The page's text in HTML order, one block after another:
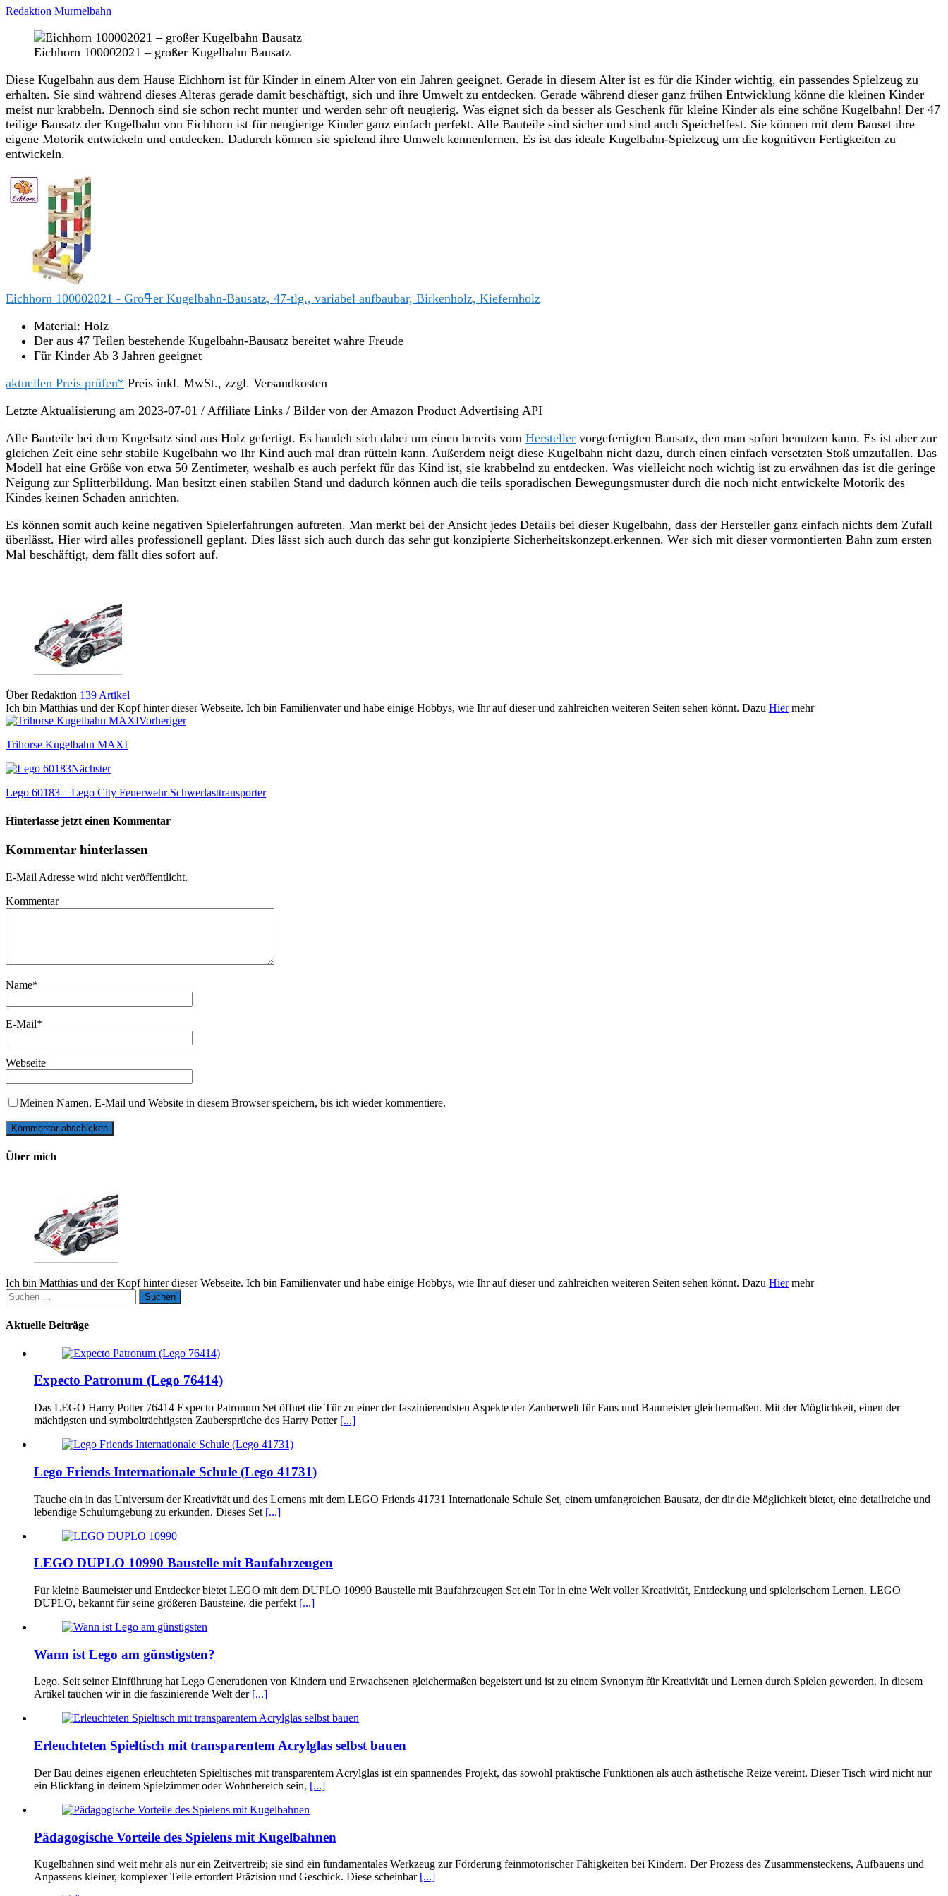
Redaktion Murmelbahn
Eichhorn 100002021 – großer Kugelbahn Bausatz
Diese Kugelbahn aus dem Hause Eichhorn ist für Kinder in einem Alter von ein Jahren geeignet. Gerade in diesem Alter ist es für die Kinder wichtig, ein passendes Spielzeug zu
erhalten. Sie sind während dieses Alteras gerade damit beschäftigt, sich und ihre Umwelt zu entdecken. Gerade während dieser ganz frühen Entwicklung könne die kleinen Kinder
meist nur krabbeln. Dennoch sind sie schon recht munter und werden sehr oft neugierig. Was eignet sich da besser als Geschenk für kleine Kinder als eine schöne Kugelbahn! Der 47
teilige Bausatz der Kugelbahn von Eichhorn ist für neugierige Kinder ganz einfach perfekt. Alle Bauteile sind sicher und sind auch Speichelfest. Sie können mit dem Bauset ihre
eigene Motorik entwickeln und entdecken. Dadurch können sie spielend ihre Umwelt kennenlernen. Es ist das ideale Kugelbahn-Spielzeug um die kognitiven Fertigkeiten zu
entwickeln.
Eichhorn 100002021 - Groߟer Kugelbahn-Bausatz, 47-tlg., variabel aufbaubar, Birkenholz, Kiefernholz
Material: Holz
Der aus 47 Teilen bestehende Kugelbahn-Bausatz bereitet wahre Freude
Für Kinder Ab 3 Jahren geeignet
aktuellen Preis prüfen* Preis inkl. MwSt., zzgl. Versandkosten
Letzte Aktualisierung am 2023-07-01 / Affiliate Links / Bilder von der Amazon Product Advertising API
Alle Bauteile bei dem Kugelsatz sind aus Holz gefertigt. Es handelt sich dabei um einen bereits vom Hersteller vorgefertigten Bausatz, den man sofort benutzen kann. Es ist aber zur
gleichen Zeit eine sehr stabile Kugelbahn wo Ihr Kind auch mal dran rütteln kann. Außerdem neigt diese Kugelbahn nicht dazu, durch einen einfach versetzten Stoß umzufallen. Das
Modell hat eine Größe von etwa 50 Zentimeter, weshalb es auch perfekt für das Kind ist, sie krabbelnd zu entdecken. Was vielleicht noch wichtig ist zu erwähnen das ist die geringe
Neigung zur Splitterbildung. Man besitzt einen stabilen Stand und dadurch können auch die teils sporadischen Bewegungsmuster durch die noch nicht entwickelte Motorik des
Kindes keinen Schaden anrichten.
Es können somit auch keine negativen Spielerfahrungen auftreten. Man merkt bei der Ansicht jedes Details bei dieser Kugelbahn, dass der Hersteller ganz einfach nichts dem Zufall
überlässt. Hier wird alles professionell geplant. Dies lässt sich auch durch das sehr gut konzipierte Sicherheitskonzept.erkennen. Wer sich mit dieser vormontierten Bahn zum ersten
Mal beschäftigt, dem fällt dies sofort auf.
Über Redaktion 139 Artikel
Ich bin Matthias und der Kopf hinter dieser Webseite. Ich bin Familienvater und habe einige Hobbys, wie Ihr auf dieser und zahlreichen weiteren Seiten sehen könnt. Dazu Hiermehr
Vorheriger
Trihorse Kugelbahn MAXI
Nächster
Lego 60183 – Lego City Feuerwehr Schwerlasttransporter
Hinterlasse jetzt einen Kommentar
Kommentar hinterlassen
E-Mail Adresse wird nicht veröffentlicht.
Kommentar
Name*
E-Mail*
Webseite
Meinen Namen, E-Mail und Website in diesem Browser speichern, bis ich wieder kommentiere.
Über mich
Ich bin Matthias und der Kopf hinter dieser Webseite. Ich bin Familienvater und habe einige Hobbys, wie Ihr auf dieser und zahlreichen weiteren Seiten sehen könnt. Dazu Hiermehr
Suchen
nach:
Aktuelle Beiträge
Expecto Patronum (Lego 76414)
Das LEGO Harry Potter 76414 Expecto Patronum Set öffnet die Tür zu einer der faszinierendsten Aspekte der Zauberwelt für Fans und Baumeister gleichermaßen. Mit der Möglichkeit, einen der
mächtigsten und symbolträchtigsten Zaubersprüche des Harry Potter [...]
Lego Friends Internationale Schule (Lego 41731)
Tauche ein in das Universum der Kreativität und des Lernens mit dem LEGO Friends 41731 Internationale Schule Set, einem umfangreichen Bausatz, der dir die Möglichkeit bietet, eine detailreiche und
lebendige Schulumgebung zu erkunden. Dieses Set [...]
LEGO DUPLO 10990 Baustelle mit Baufahrzeugen
Für kleine Baumeister und Entdecker bietet LEGO mit dem DUPLO 10990 Baustelle mit Baufahrzeugen Set ein Tor in eine Welt voller Kreativität, Entdeckung und spielerischem Lernen. LEGO
DUPLO, bekannt für seine größeren Bausteine, die perfekt [...]
Wann ist Lego am günstigsten?
Lego. Seit seiner Einführung hat Lego Generationen von Kindern und Erwachsenen gleichermaßen begeistert und ist zu einem Synonym für Kreativität und Lernen durch Spielen geworden. In diesem
Artikel tauchen wir in die faszinierende Welt der [...]
Erleuchteten Spieltisch mit transparentem Acrylglas selbst bauen
Der Bau deines eigenen erleuchteten Spieltisches mit transparentem Acrylglas ist ein spannendes Projekt, das sowohl praktische Funktionen als auch ästhetische Reize vereint. Dieser Tisch wird nicht nur
ein Blickfang in deinem Spielzimmer oder Wohnbereich sein, [...]
Pädagogische Vorteile des Spielens mit Kugelbahnen
Kugelbahnen sind weit mehr als nur ein Zeitvertreib; sie sind ein fundamentales Werkzeug zur Förderung feinmotorischer Fähigkeiten bei Kindern. Der Prozess des Zusammensteckens, Aufbauens und
Anpassens kleiner, komplexer Teile erfordert Präzision und Geschick. Diese scheinbar [...]